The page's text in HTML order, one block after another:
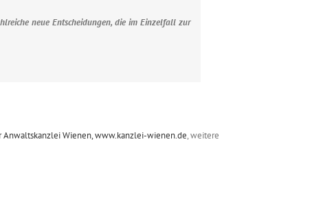
neue Entscheidungen, die im Einzelfall zur
Anwaltskanzlei Wienen, www.kanzlei-wienen.de, weitere